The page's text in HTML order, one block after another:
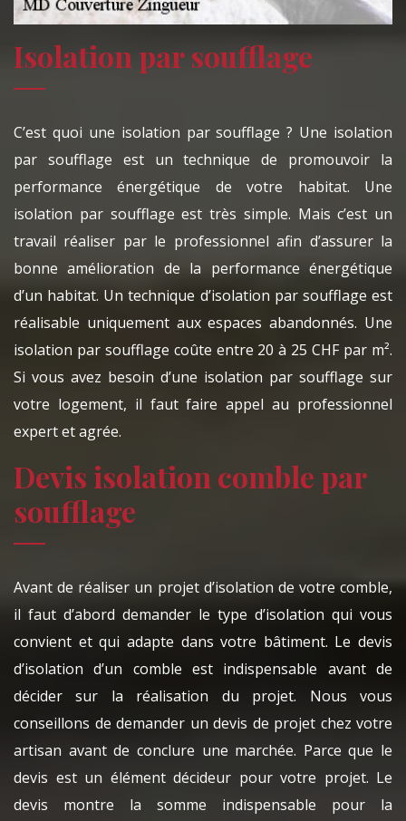
Isolation par soufflage
C’est quoi une isolation par soufflage ? Une isolation
par soufflage est un technique de promouvoir la
performance énergétique de votre habitat. Une
isolation par soufflage est très simple. Mais c’est un
travail réaliser par le professionnel afin d’assurer la
bonne amélioration de la performance énergétique
d’un habitat. Un technique d’isolation par soufflage est
réalisable uniquement aux espaces abandonnés. Une
isolation par soufflage coûte entre 20 à 25 CHF par m².
Si vous avez besoin d’une isolation par soufflage sur
votre logement, il faut faire appel au professionnel
expert et agrée.
Devis isolation comble par
soufflage
Avant de réaliser un projet d’isolation de votre comble,
il faut d’abord demander le type d’isolation qui vous
convient et qui adapte dans votre bâtiment. Le devis
d’isolation d’un comble est indispensable avant de
décider sur la réalisation du projet. Nous vous
conseillons de demander un devis de projet chez votre
artisan avant de conclure une marchée. Parce que le
devis est un élément décideur pour votre projet. Le
devis montre la somme indispensable pour la